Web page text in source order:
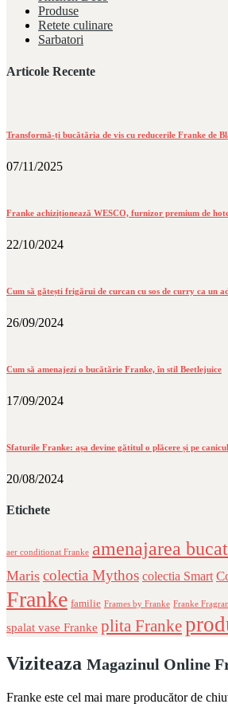
Produse
Retete culinare
Sarbatori
Articole Recente
Transformă-ți bucătăria de vis cu reducerile Franke de
07/11/2025
Franke achiziționează WESCO, furnizor premium de
22/10/2024
Cum să gătești frigărui de curcan cu sos de curry ca un
26/09/2024
Cum să amenajezi o bucătărie Franke, în stil Beetlejuice
17/09/2024
Sfaturile Franke: așa devine gătitul o plăcere și pe
20/08/2024
Etichete
aer conditionat Franke amenajarea
Maris colectia Mythos colectia Smart
Franke familie Frames by Franke Franke
spalat vase Franke plita Franke
Viziteaza Magazinul Online
Franke este cel mai mare producător de